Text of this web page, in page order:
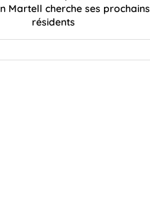
Martell cherche ses prochains
résidents